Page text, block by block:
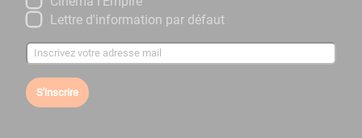
Lettre d'information par défaut
S'inscrire